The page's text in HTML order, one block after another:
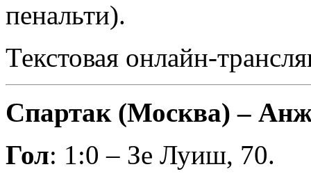
пенальти).
Текстовая онлайн-
Спартак (Москва) –
Гол: 1:0 – Зе Луиш, 70.